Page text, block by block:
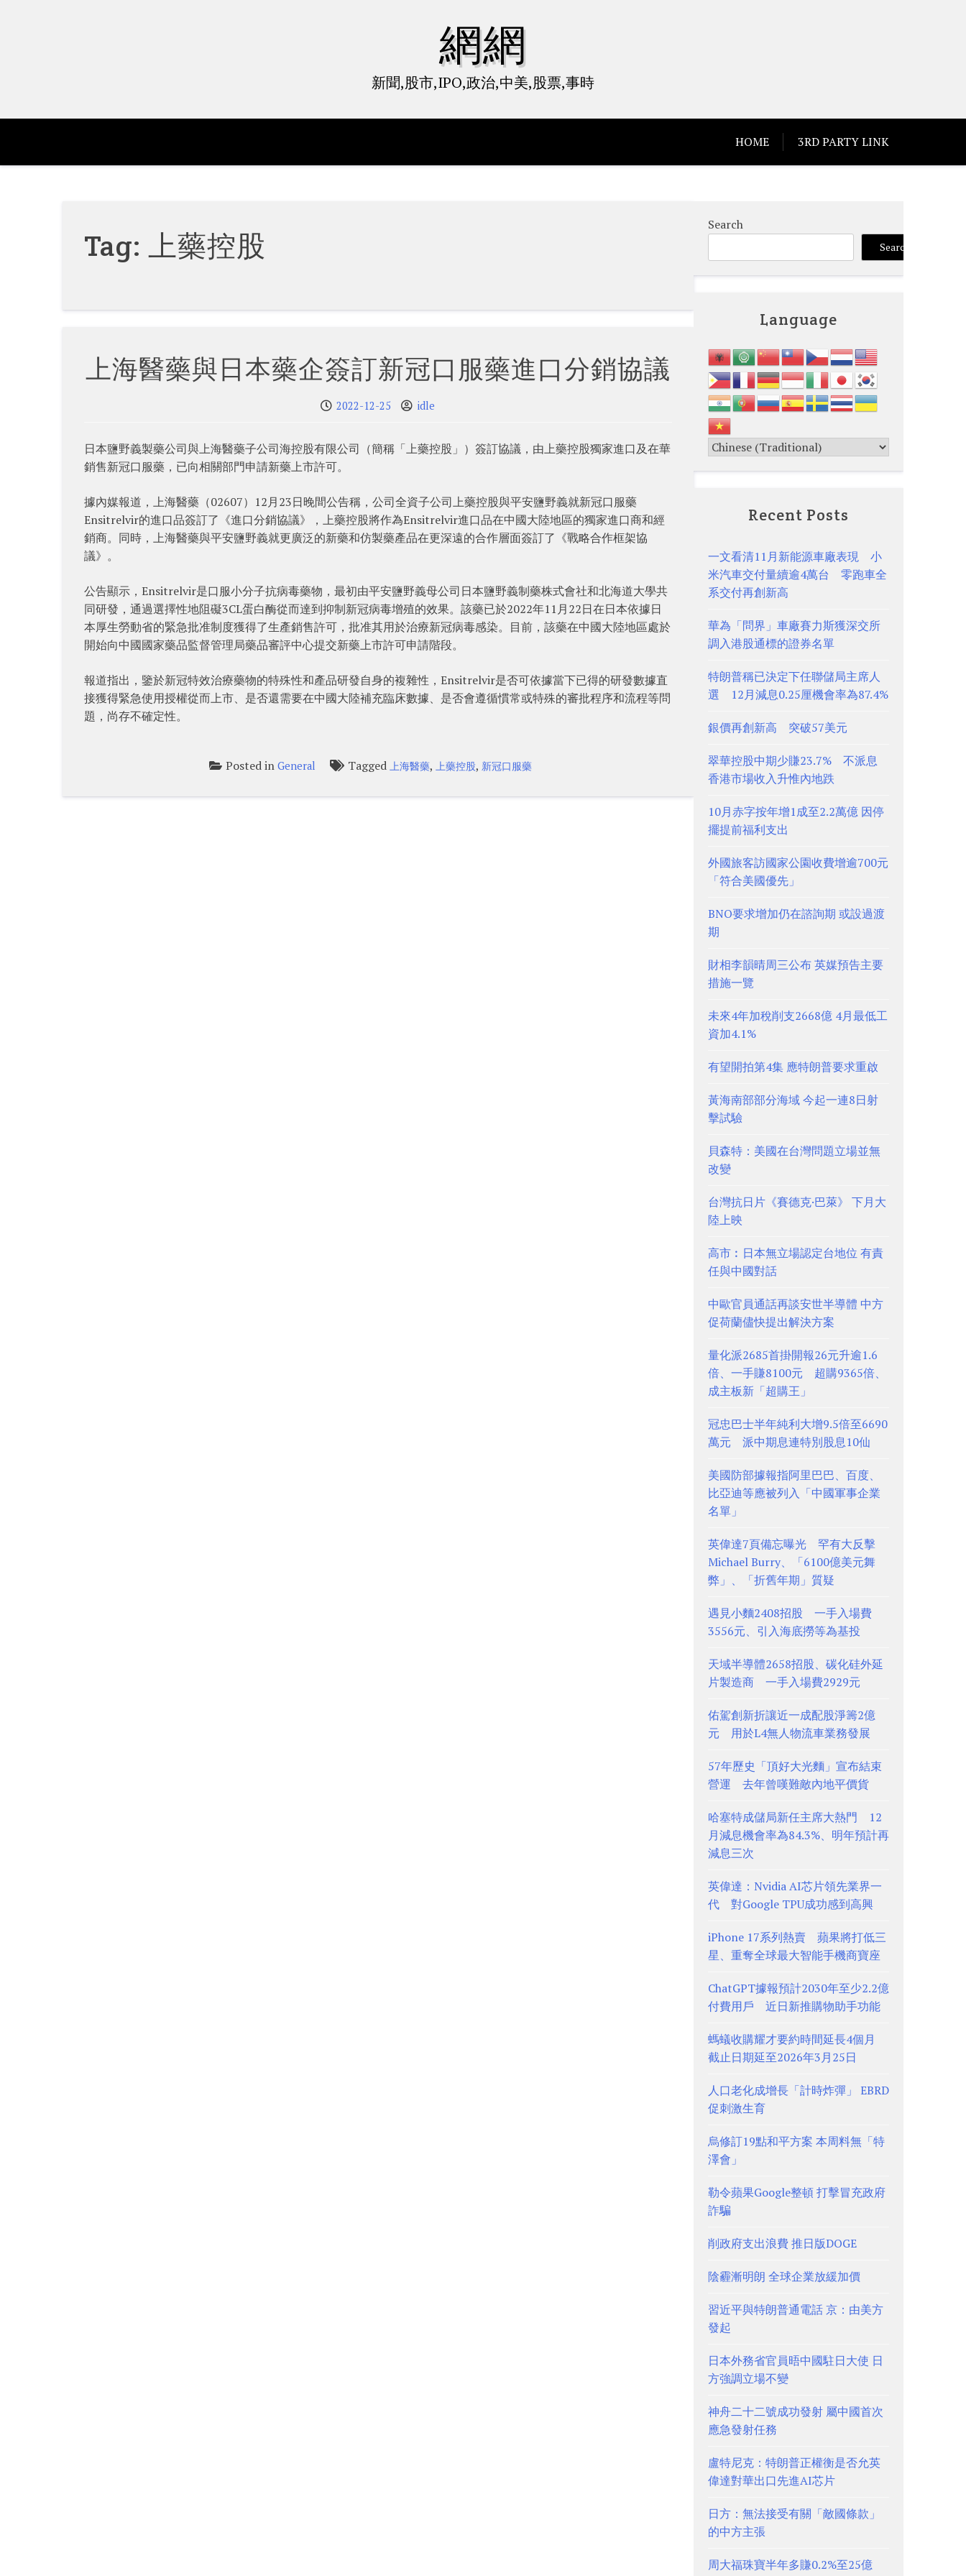
網網
新聞,股市,IPO,政治,中美,股票,事時
HOME 3RD PARTY LINK
Tag: 上藥控股
上海醫藥與日本藥企簽訂新冠口服藥進口分銷協議
2022-12-25 idle
日本鹽野義製藥公司與上海醫藥子公司海控股有限公司（簡稱「上藥控股」）簽訂協議，由上藥控股獨家進口及在華
銷售新冠口服藥，已向相關部門申請新藥上市許可。
據內媒報道，上海醫藥（02607）12月23日晚間公告稱，公司全資子公司上藥控股與平安鹽野義就新冠口服藥
Ensitrelvir的進口品簽訂了《進口分銷協議》，上藥控股將作為Ensitrelvir進口品在中國大陸地區的獨家進口商和經
銷商。同時，上海醫藥與平安鹽野義就更廣泛的新藥和仿製藥產品在更深遠的合作層面簽訂了《戰略合作框架協
議》。
公告顯示，Ensitrelvir是口服小分子抗病毒藥物，最初由平安鹽野義母公司日本鹽野義制藥株式會社和北海道大學共
同研發，通過選擇性地阻礙3CL蛋白酶從而達到抑制新冠病毒增殖的效果。該藥已於2022年11月22日在日本依據日
本厚生勞動省的緊急批准制度獲得了生產銷售許可，批准其用於治療新冠病毒感染。目前，該藥在中國大陸地區處於
開始向中國國家藥品監督管理局藥品審評中心提交新藥上市許可申請階段。
報道指出，鑒於新冠特效治療藥物的特殊性和產品研發自身的複雜性，Ensitrelvir是否可依據當下已得的研發數據直
接獲得緊急使用授權從而上市、是否還需要在中國大陸補充臨床數據、是否會遵循慣常或特殊的審批程序和流程等問
題，尚存不確定性。
Posted inGeneral Tagged 上海醫藥, 上藥控股, 新冠口服藥
Search
Search
Language
Recent Posts
一文看清11月新能源車廠表現 小
米汽車交付量續逾4萬台 零跑車全
系交付再創新高
華為「問界」車廠賽力斯獲深交所
調入港股通標的證券名單
特朗普稱已決定下任聯儲局主席人
選 12月減息0.25厘機會率為87.4%
銀價再創新高 突破57美元
翠華控股中期少賺23.7% 不派息
香港市場收入升惟內地跌
10月赤字按年增1成至2.2萬億 因停
擺提前福利支出
外國旅客訪國家公園收費增逾700元
「符合美國優先」
BNO要求增加仍在諮詢期 或設過渡
期
財相李韻晴周三公布 英媒預告主要
措施一覽
未來4年加稅削支2668億 4月最低工
資加4.1%
有望開拍第4集 應特朗普要求重啟
黃海南部部分海域 今起一連8日射
擊試驗
貝森特：美國在台灣問題立場並無
改變
台灣抗日片《賽德克·巴萊》 下月大
陸上映
高市︰日本無立場認定台地位 有責
任與中國對話
中歐官員通話再談安世半導體 中方
促荷蘭儘快提出解決方案
量化派2685首掛開報26元升逾1.6
倍、一手賺8100元 超購9365倍、
成主板新「超購王」
冠忠巴士半年純利大增9.5倍至6690
萬元 派中期息連特別股息10仙
美國防部據報指阿里巴巴、百度、
比亞迪等應被列入「中國軍事企業
名單」
英偉達7頁備忘曝光 罕有大反擊
Michael Burry、「6100億美元舞
弊」、「折舊年期」質疑
遇見小麵2408招股 一手入場費
3556元、引入海底撈等為基投
天域半導體2658招股、碳化硅外延
片製造商 一手入場費2929元
佑駕創新折讓近一成配股淨籌2億
元 用於L4無人物流車業務發展
57年歷史「頂好大光麵」宣布結束
營運 去年曾嘆難敵內地平價貨
哈塞特成儲局新任主席大熱門 12
月減息機會率為84.3%、明年預計再
減息三次
英偉達：Nvidia AI芯片領先業界一
代 對Google TPU成功感到高興
iPhone 17系列熱賣 蘋果將打低三
星、重奪全球最大智能手機商寶座
ChatGPT據報預計2030年至少2.2億
付費用戶 近日新推購物助手功能
螞蟻收購耀才要約時間延長4個月
截止日期延至2026年3月25日
人口老化成增長「計時炸彈」 EBRD
促刺激生育
烏修訂19點和平方案 本周料無「特
澤會」
勒令蘋果Google整頓 打擊冒充政府
詐騙
削政府支出浪費 推日版DOGE
陰霾漸明朗 全球企業放緩加價
習近平與特朗普通電話 京：由美方
發起
日本外務省官員晤中國駐日大使 日
方強調立場不變
神舟二十二號成功發射 屬中國首次
應急發射任務
盧特尼克：特朗普正權衡是否允英
偉達對華出口先進AI芯片
日方：無法接受有關「敵國條款」
的中方主張
周大福珠寶半年多賺0.2%至25億